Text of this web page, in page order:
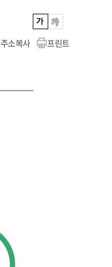
주소복사 프린트